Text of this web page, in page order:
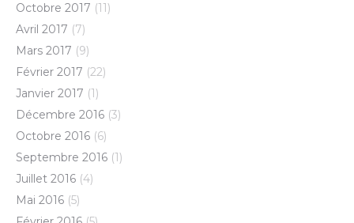
Octobre 2017 (11)
Avril 2017 (7)
Mars 2017 (9)
Février 2017 (22)
Janvier 2017 (1)
Décembre 2016 (3)
Octobre 2016 (6)
Septembre 2016 (1)
Juillet 2016 (4)
Mai 2016 (5)